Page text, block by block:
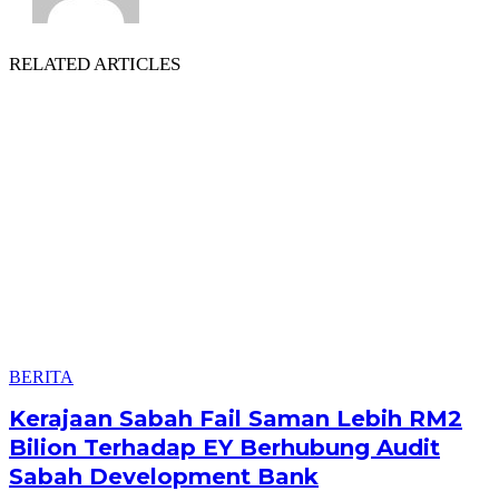
RELATED ARTICLES
BERITA
Kerajaan Sabah Fail Saman Lebih RM2
Bilion Terhadap EY Berhubung Audit
Sabah Development Bank